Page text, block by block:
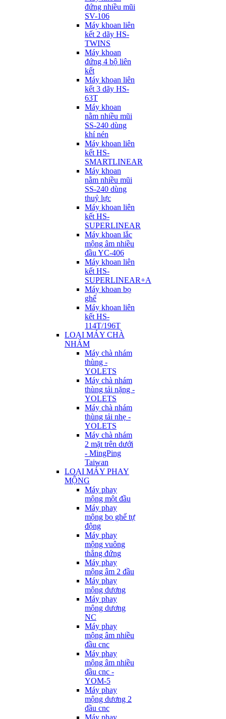
đứng nhiều mũi
SV-106
Máy khoan liên
kết 2 dãy HS-
TWINS
Máy khoan
đứng 4 bộ liên
kết
Máy khoan liên
kết 3 dãy HS-
63T
Máy khoan
nằm nhiều mũi
SS-240 dùng
khí nén
Máy khoan liên
kết HS-
SMARTLINEAR
Máy khoan
nằm nhiều mũi
SS-240 dùng
thuỷ lực
Máy khoan liên
kết HS-
SUPERLINEAR
Máy khoan lắc
mộng âm nhiều
đầu YC-406
Máy khoan liên
kết HS-
SUPERLINEAR+A
Máy khoan bọ
ghế
Máy khoan liên
kết HS-
114T/196T
LOẠI MÁY CHÀ
NHÁM
Máy chà nhám
thùng -
YOLETS
Máy chà nhám
thùng tải nặng -
YOLETS
Máy chà nhám
thùng tải nhẹ -
YOLETS
Máy chà nhám
2 mặt trên dưới
- MingPing
Taiwan
LOẠI MÁY PHAY
MỘNG
Máy phay
mộng một đầu
Máy phay
mộng bọ ghế tự
động
Máy phay
mộng vuông
thẳng đứng
Máy phay
mộng âm 2 đầu
Máy phay
mộng dương
Máy phay
mộng dương
NC
Máy phay
mộng âm nhiều
đầu cnc
Máy phay
mộng âm nhiều
đầu cnc -
YOM-5
Máy phay
mộng dương 2
đầu cnc
Máy phay